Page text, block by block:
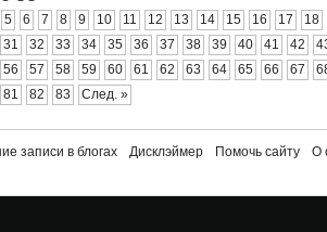
5 6 7 8 9 10 11 12 13 14 15 16 17
18
31 32 33 34 35 36 37 38 39 40 41 42
56 57 58 59 60 61 62 63 64 65 66 67
81 82 83 След. »
записи в блогах Дисклэймер Помочь сайту О